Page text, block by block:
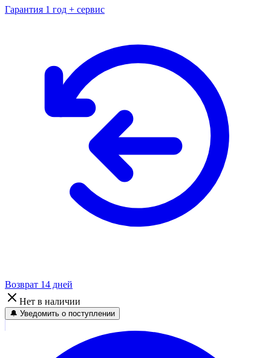
Гарантия 1 год + сервис
Возврат 14 дней
Нет в наличии
🔔 Уведомить о поступлении